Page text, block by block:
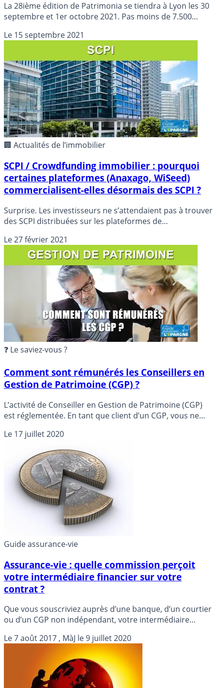
La 28ième édition de Patrimonia se tiendra à Lyon les 30
septembre et 1er octobre 2021. Pas moins de 7.500
métiers du chiffres sont attendus pour ce salon
professionnel renommé.
Le 15 septembre 2021
🏢 Actualités de l’immobilier
SCPI / Crowdfunding immobilier : pourquoi
certaines plateformes (Anaxago, WiSeed)
commercialisent-elles désormais des SCPI ?
Surprise. Les investisseurs ne s’attendaient pas à trouver
des SCPI distribuées sur les plateformes de
soulève tout de même quelques questions.
Le27 février 2021
❓ Le saviez-vous ?
Comment sont rémunérés les Conseillers en
Gestion de Patrimoine (CGP) ?
L’activité de Conseiller en Gestion de Patrimoine (CGP)
est réglementée. En tant que client d’un CGP, vous ne
l’obligation de vous l’indiquer, avant même que vous ne
deveniez client.
Le 17 juillet 2020
Guide assurance-vie
Assurance-vie : quelle commission perçoit
votre intermédiaire financier sur votre
contrat ?
Que vous souscriviez auprès d’une banque, d’un courtier
ou d’un CGP non indépendant, votre intermédiaire
votre contrat, mais également des rétrocessions sur vos
Le7 août 2017, MàJ le9 juillet 2020